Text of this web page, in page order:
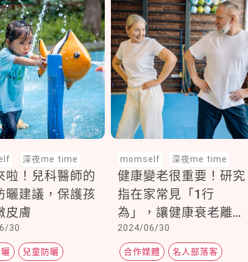
深夜me time
啦！兒科醫師的
曬建議，保護孩
皮膚
30
兒童防曬
momself 深夜me time
健康變老很重要！研究
指在家常見「1行
為」，讓健康衰老離你
愈來愈遠
2024/06/30
合作媒體 名人部落客